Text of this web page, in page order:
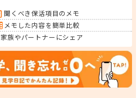
聞くべき保活項目のメモ
メモした内容を簡単比較
家族やパートナーにシェア